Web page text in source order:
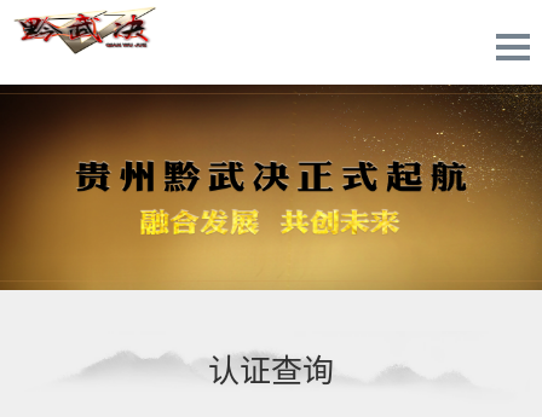
认证查询